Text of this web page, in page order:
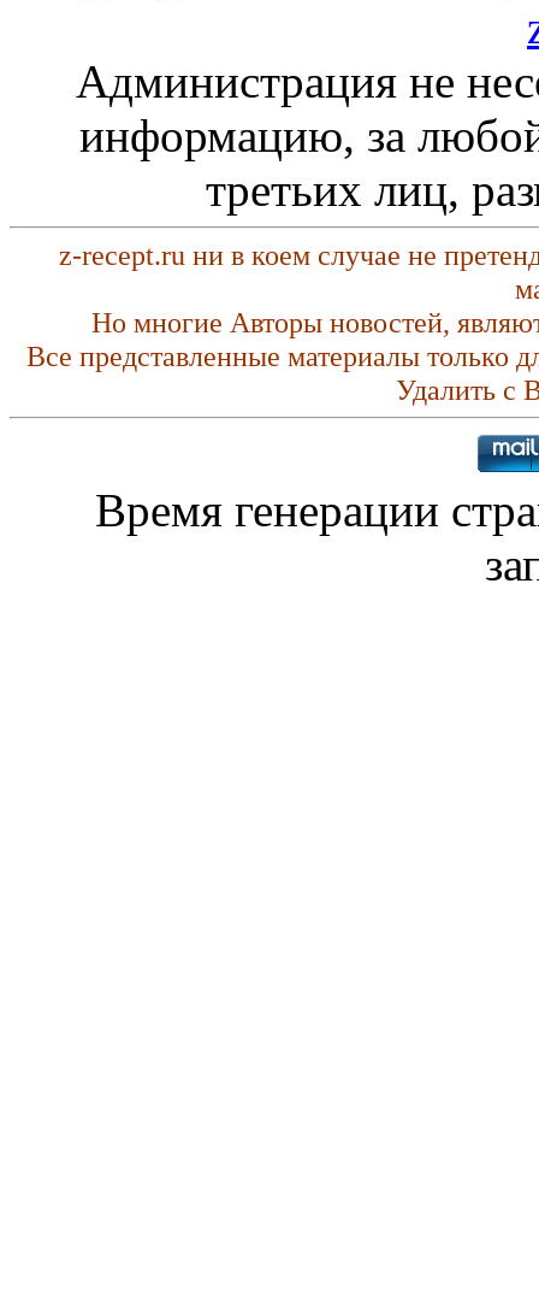
Администрация не
информацию, за любой
третьих лиц,
z-recept.ru ни в коем случае не
Но многие Авторы новостей,
Все представленные материалы только
Удалить с
Время генерации